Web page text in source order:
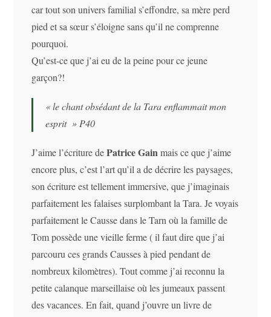
car tout son univers familial s’effondre, sa mère perd
pied et sa sœur s’éloigne sans qu’il ne comprenne
pourquoi.
Qu’est-ce que j’ai eu de la peine pour ce jeune
garçon?!
« le chant obsédant de la Tara enflammait mon
esprit » P40
J’aime l’écriture dePatrice Gainmais ce que j’aime
encore plus, c’est l’art qu’il a de décrire les paysages,
son écriture est tellement immersive, que j’imaginais
parfaitement les falaises surplombant la Tara. Je voyais
parfaitement le Causse dans le Tarn où la famille de
Tom possède une vieille ferme ( il faut dire que j’ai
parcouru ces grands Causses à pied pendant de
nombreux kilomètres). Tout comme j’ai reconnu la
petite calanque marseillaise où les jumeaux passent
des vacances. En fait, quand j’ouvre un livre de